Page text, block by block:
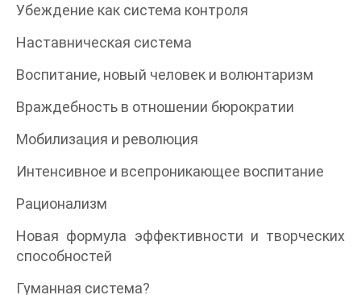
Убеждение как система контроля
Наставническая система
Воспитание, новый человек и волюнтаризм
Враждебность в отношении бюрократии
Мобилизация и революция
Интенсивное и всепроникающее воспитание
Рационализм
Новая формула эффективности и творческих
способностей
Гуманная система?